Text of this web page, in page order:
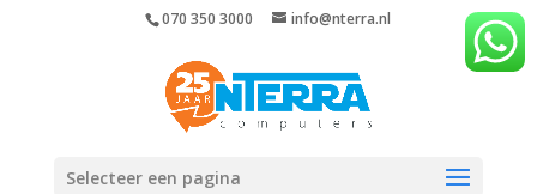
070 350 3000 info@nterra.nl
Selecteer een pagina